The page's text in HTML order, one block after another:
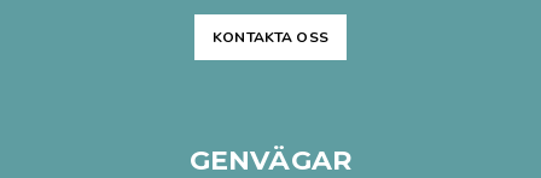
KONTAKTA OSS
GENVÄGAR